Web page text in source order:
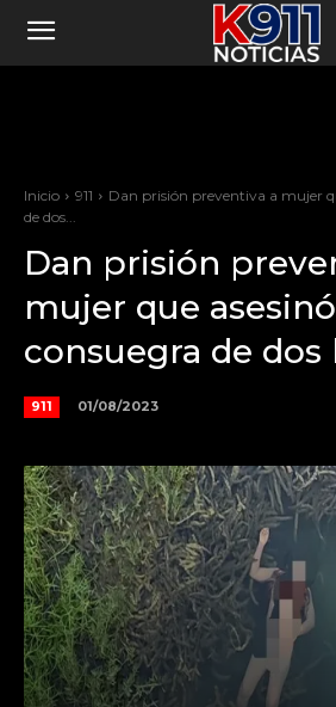
Inicio 911
Dan prisión preventiva a mujer
de dos...
Dan prisión
mujer que
consuegra de dos
911 01/08/2023